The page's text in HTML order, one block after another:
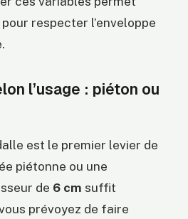
respecter l’enveloppe
l’usage : piéton ou
est le premier levier de
piétonne ou une
de 6 cm suffit
prévoyez de faire